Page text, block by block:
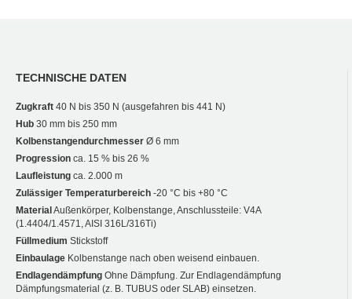
TECHNISCHE DATEN
Zugkraft 40 N bis 350 N (ausgefahren bis 441 N)
Hub 30 mm bis 250 mm
Kolbenstangendurchmesser Ø 6 mm
Progression ca. 15 % bis 26 %
Laufleistung ca. 2.000 m
Zulässiger Temperaturbereich -20 °C bis +80 °C
MaterialAußenkörper, Kolbenstange, Anschlussteile: V4A
(1.4404/1.4571, AISI 316L/316Ti)
Füllmedium Stickstoff
Einbaulage Kolbenstange nach oben weisend einbauen.
Endlagendämpfung Ohne Dämpfung. Zur Endlagendämpfung
Dämpfungsmaterial (z. B. TUBUS oder SLAB) einsetzen.